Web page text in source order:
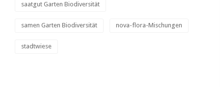
saatgut Garten Biodiversität
samen Garten Biodiversität nova-flora-Mischungen
stadtwiese